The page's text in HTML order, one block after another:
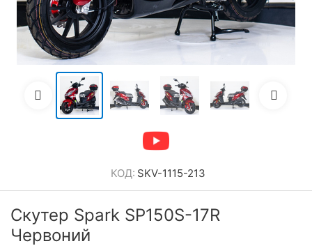
КОД: SKV-1115-213
Скутер Spark SP150S-17R
Червоний